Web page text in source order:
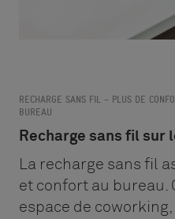
RECHARGE SANS FIL – PLUS DE
BUREAU
Recharge sans fil sur
La recharge sans fil
et confort au bureau.
espace de